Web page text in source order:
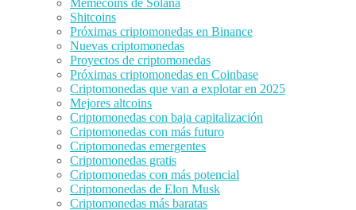
Shitcoins
Próximas criptomonedas en Binance
Nuevas criptomonedas
Proyectos de criptomonedas
Próximas criptomonedas en Coinbase
Criptomonedas que van a explotar en 2025
Mejores altcoins
Criptomonedas con baja capitalización
Criptomonedas con más futuro
Criptomonedas emergentes
Criptomonedas gratis
Criptomonedas con más potencial
Criptomonedas de Elon Musk
Criptomonedas más baratas